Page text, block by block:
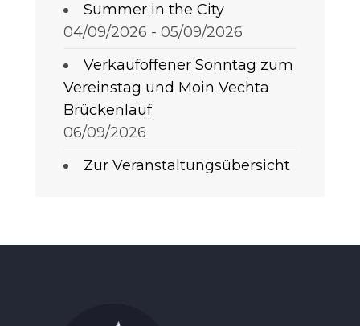
Summer in the City
04/09/2026 - 05/09/2026
Verkaufoffener Sonntag zum
Vereinstag und Moin Vechta
Brückenlauf
06/09/2026
Zur Veranstaltungsübersicht